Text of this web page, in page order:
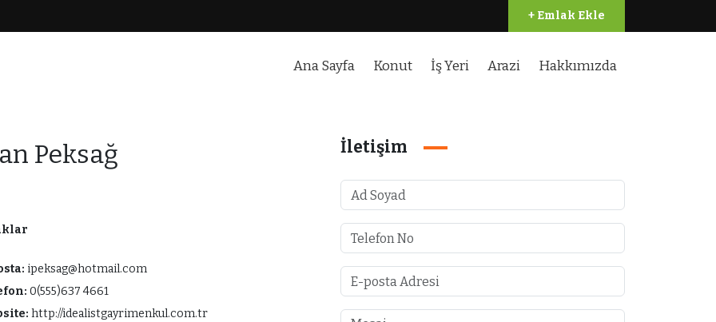
+ Emlak Ekle
Ana Sayfa Konut İş Yeri Arazi Hakkımızda
Peksağ
ipeksag@hotmail.com
0(555)637 4661
http://idealistgayrimenkul.com.tr
İletişim